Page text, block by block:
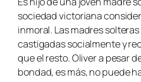
sociedad victoriana
inmoral. Las madres
castigadas socialmente y
que el resto. Oliver a pesar
bondad, es más, no puede